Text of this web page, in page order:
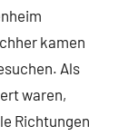
kamen
Als
waren,
Richtungen